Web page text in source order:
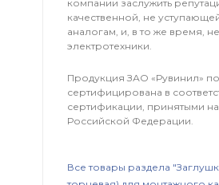
компании заслужить
качественной, не
аналогам, и, в то же время,
электротехники.
Продукция ЗАО «Рувинил»
сертифицирована в
сертификации, принятыми
Российской Федерации.
Все товары раздела